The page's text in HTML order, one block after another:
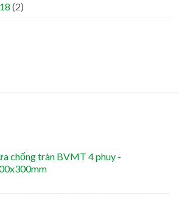
(2)
chống tràn BVMT 4 phuy -